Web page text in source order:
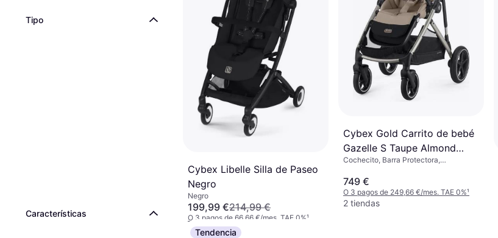
Tipo
Características
Cybex Libelle Silla de Paseo
Negro
Negro
199,99 €214,99 €
O 3 pagos de 66,66 €/mes. TAE 0%¹
2 tiendas
Cybex Gold Carrito de bebé
Gazelle S Taupe Almond
Beige
Cochecito, Barra Protectora,
Extensible, Plegado con una Mano,
Cubierta para Lluvia, Cesta de
Almacenamiento, Mango Ajustable,
Beige
749 €
O 3 pagos de 249,66 €/mes. TAE 0%¹
2 tiendas
Tendencia